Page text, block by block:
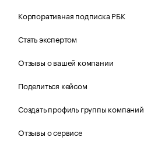
Корпоративная подписка РБК
Стать экспертом
Отзывы о вашей компании
Поделиться кейсом
Создать профиль группы компаний
Отзывы о сервисе